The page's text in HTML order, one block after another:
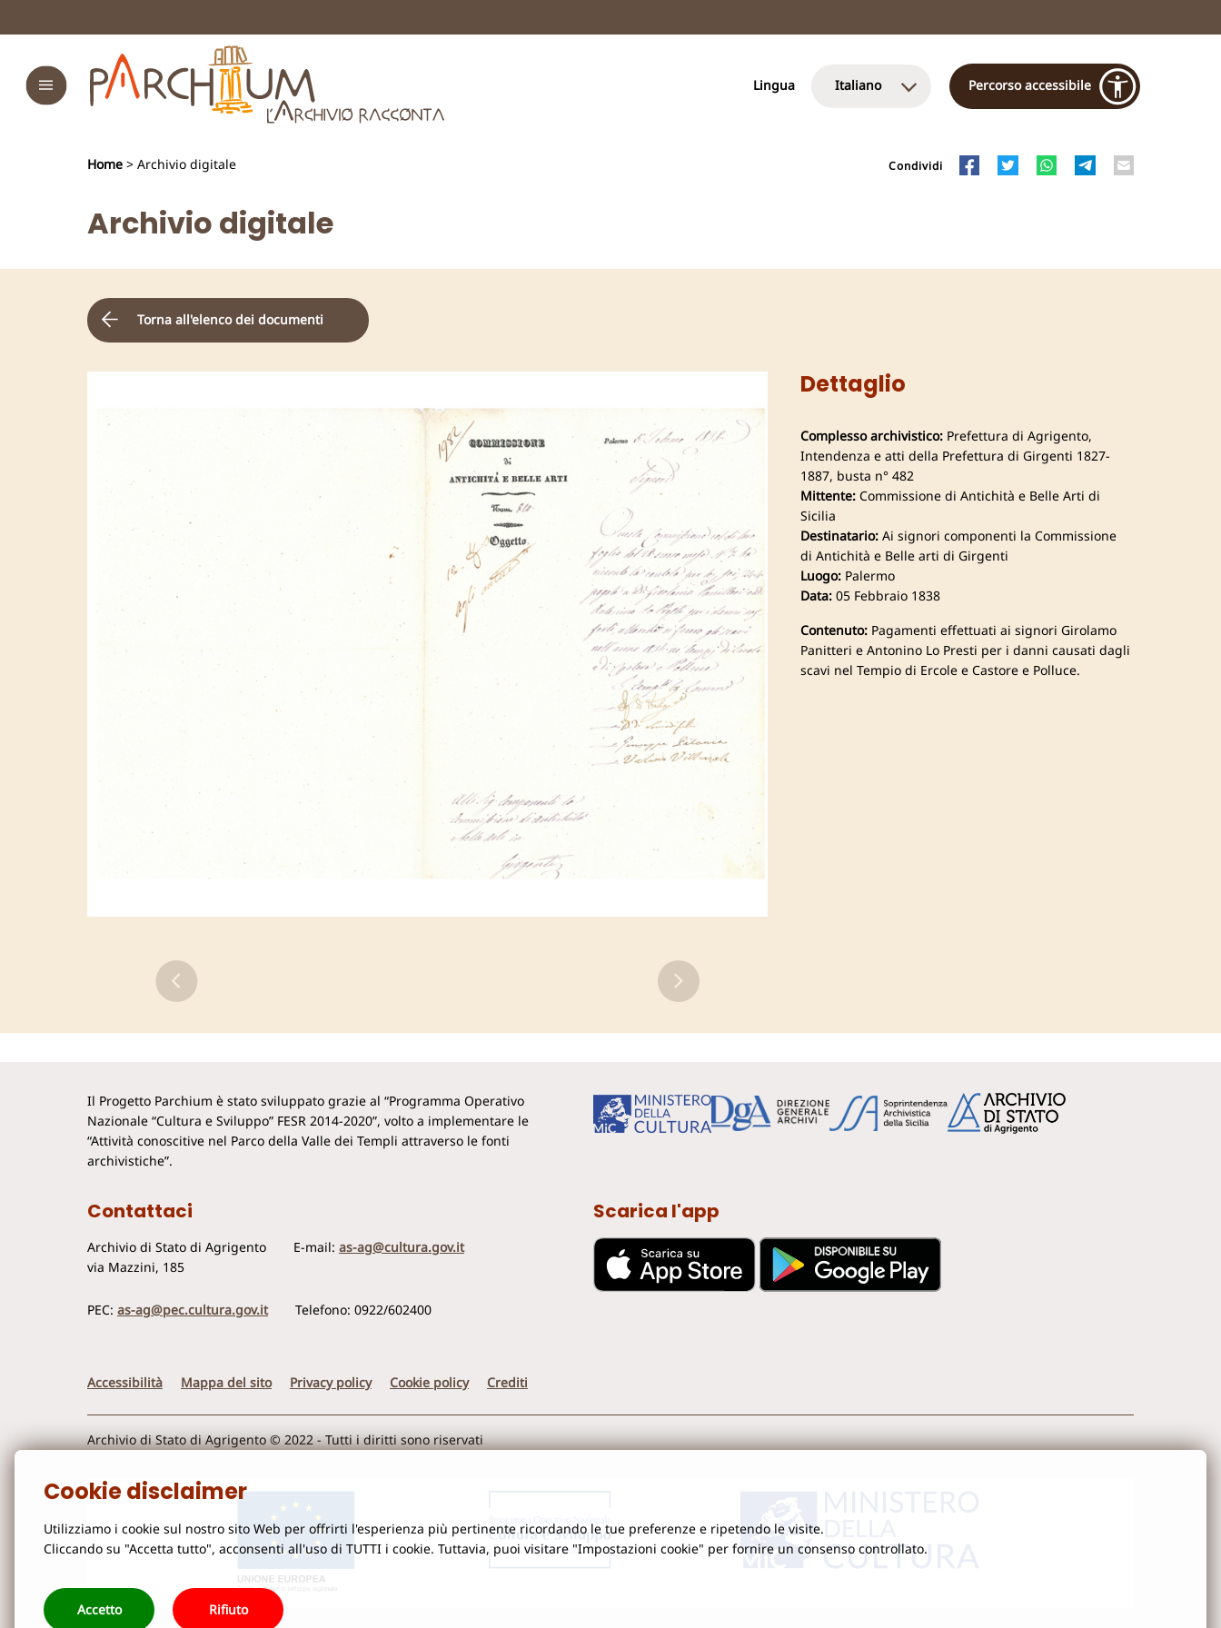
Cookie disclaimer
Utilizziamo i cookie sul nostro sito Web per offrirti l'esperienza più pertinente ricordando le tue preferenze e ripetendo le visite.
Cliccando su "Accetta tutto", acconsenti all'uso di TUTTI i cookie. Tuttavia, puoi visitare "Impostazioni cookie" per fornire un consenso controllato.
Accetto Rifiuto
Lingua Italiano Percorso accessibile
Condividi
Home > Archivio digitale
Archivio digitale
Torna all'elenco dei documenti
Dettaglio
Complesso archivistico:Prefettura di Agrigento,
Intendenza e atti della Prefettura di Girgenti 1827-
1887, busta n° 482
Mittente:Commissione di Antichità e Belle Arti di
Sicilia
Destinatario:Ai signori componenti la Commissione
di Antichità e Belle arti di Girgenti
Luogo:Palermo
Data:05 Febbraio 1838
Contenuto:Pagamenti effettuati ai signori Girolamo
Panitteri e Antonino Lo Presti per i danni causati dagli
scavi nel Tempio di Ercole e Castore e Polluce.
Il Progetto Parchium è stato sviluppato grazie al “Programma Operativo
Nazionale “Cultura e Sviluppo” FESR 2014-2020”, volto a implementare le
“Attività conoscitive nel Parco della Valle dei Templi attraverso le fonti
archivistiche”.
Contattaci
Archivio di Stato di Agrigento
via Mazzini, 185
E-mail: as-ag@cultura.gov.it
PEC: as-ag@pec.cultura.gov.it Telefono: 0922/602400
Scarica l'app
Accessibilità Mappa del sito Privacy policy Cookie policy Crediti
Archivio di Stato di Agrigento © 2022 - Tutti i diritti sono riservati